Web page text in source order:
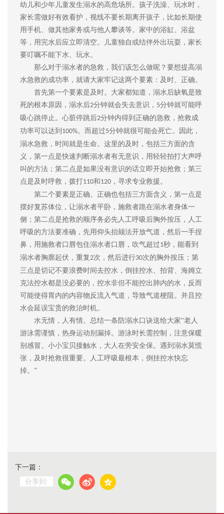
幼儿和少年儿童发生溺水的高危场所。孩子洗澡、玩水时，
家长需做好有效看护，视线不要长期离开孩子，比如长期使
用手机、做其他家务或与他人攀谈等。家中的浴缸、浴盆
等，用完水后应立即清空。儿童独自或结伴外出玩耍，家长
要叮嘱不能下水、玩水。
那么对于溺水者的急救，我们该怎么做呢？要想提高溺
水急救的成功率，就请大家牢记这两个要素：及时、正确。
首先第一个要素是及时。大家都知道，溺水后缺氧是致
死的根本原因，溺水后2分钟就会失去意识， 5分钟就可能呼
吸心跳停止。心脏停跳后2分钟内得到正确的急救，抢救成
功率可以达到 100%。而超过5分钟就很可能会死亡。因此，
溺水急救，时间就是生命。这里的及时，包括三方面的含
义，第一点是快速判断溺水者有无意识，用轻轻拍打大声呼
叫的方法；第二点是如果没有意识的话立即开始抢救；第三
点是及时呼救，拨打110和120 ，寻求专业救援。
第二个要素是正确。正确也包括三方面含义，第一点是
摆好复苏体位，让溺水者平卧，施救者跪在溺水者身体一
侧；第二点是抢救的顺序务必先人工呼吸后胸外按压，人工
呼吸的方法要准确，先用仰头抬颏法开放气道，然后一手捏
鼻，用施救者口唇包住溺水者口唇，吹气超过1秒，能看到
溺水者胸廓起伏，重复2次，然后进行30次的胸外按压；第
三点是切记不要浪费时间去控水，倒挂控水、拍背、海姆立
克法控水都是没必要的，控水非但不能控出肺内的水，反而
可能使得胃内的内容物反流入气道，导致气道梗阻。并且控
水会延误宝贵的救治时机。
水无情，人有情。总结一条防溺水口诀送给大家“老人
游泳需谨慎，热身运动别漏掉。游泳时长需控制，注意保暖
别感冒。小小宝贝接触水，大人在旁安全保。遇到溺水莫慌
张，及时抢救很重要。人工呼吸最根本，倒挂控水快忘
掉。 ”
下一篇：
分享到: